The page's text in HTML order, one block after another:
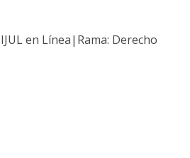
en Línea|Rama: Derecho